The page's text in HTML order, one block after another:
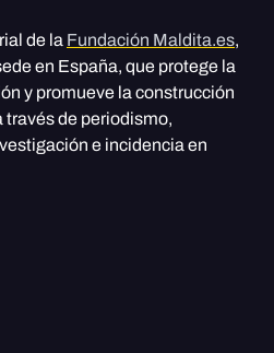
de la Fundación Maldita.es,
en España, que protege la
y promueve la construcción
través de periodismo,
e incidencia en